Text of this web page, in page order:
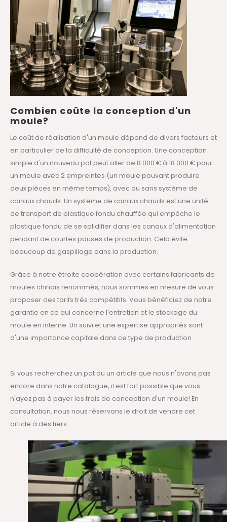
Combien coûte la conception d'un
moule?
Le coût de réalisation d'un moule dépend de divers facteurs et
en particulier de la difficulté de conception. Une conception
simple d'un nouveau pot peut aller de 8 000 € à 18 000 € pour
un moule avec 2 empreintes (un moule pouvant produire
deux pièces en même temps), avec ou sans système de
canaux chauds. Un système de canaux chauds est une unité
de transport de plastique fondu chauffée qui empêche le
plastique fondu de se solidifier dans les canaux d'alimentation
pendant de courtes pauses de production. Cela évite
beaucoup de gaspillage dans la production.
Grâce à notre étroite coopération avec certains fabricants de
moules chinois renommés, nous sommes en mesure de vous
proposer des tarifs très compétitifs. Vous bénéficiez de notre
garantie en ce qui concerne l'entretien et le stockage du
moule en interne. Un suivi et une expertise appropriés sont
d'une importance capitale dans ce type de production.
Si vous recherchez un pot ou un article que nous n'avons pas
encore dans notre catalogue, il est fort possible que vous
n'ayez pas à payer les frais de conception d'un moule! En
consultation, nous nous réservons le droit de vendre cet
article à des tiers.